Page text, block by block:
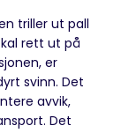
triller ut pall
rett ut på
er
svinn. Det
avvik,
Det